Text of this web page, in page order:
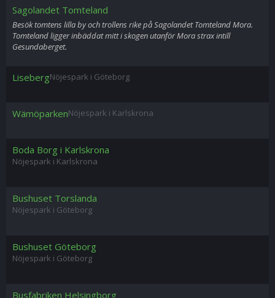
Sagolandet Tomteland
Besök tomtens lilla by och trollens rike på Sagolandet Tomteland Mora.
Tomteland ligger inbäddat mitt i skogen utanför Mora strax intill
Gesundaberget.
LisebergNöjespark i Göteborg
WämöparkenNöjespark i Karlskrona
Boda Borg i Karlskrona
Nöjespark i Karlskrona
Bushuset Torslanda
Nöjespark i Göteborg
Bushuset Göteborg
Nöjespark i Göteborg
Busfabriken Helsingborg